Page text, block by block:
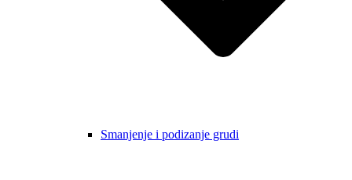
Smanjenje i podizanje grudi